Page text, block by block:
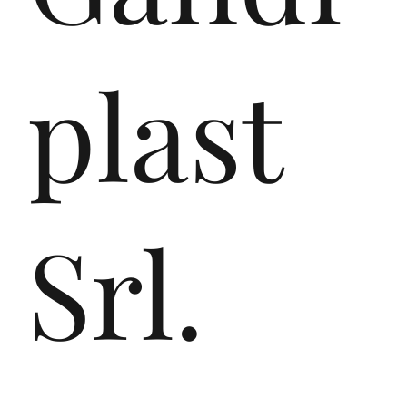
plast
Srl.
on
e